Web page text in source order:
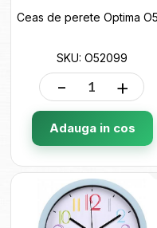
SKU: O52099
- +
Adauga in cos